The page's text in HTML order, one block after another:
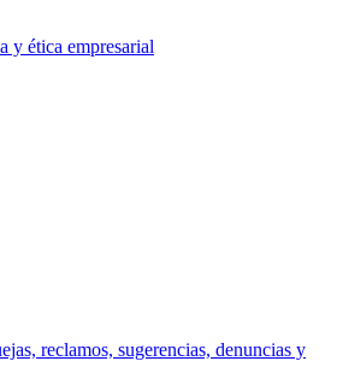
y ética empresarial
reclamos, sugerencias, denuncias y